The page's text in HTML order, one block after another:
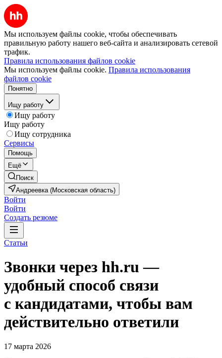
Мы используем файлы cookie, чтобы обеспечивать
правильную работу нашего веб-сайта и анализировать сетевой
трафик.
Правила использования файлов cookie
Мы используем файлы cookie. Правила использования
файлов cookie
Понятно
Ищу работу
Ищу работу
Ищу работу
Ищу сотрудника
Сервисы
Помощь
Ещё
Поиск
Андреевка (Московская область)
Войти
Войти
Создать резюме
Статьи
Звонки через hh.ru —
удобный способ связи
с кандидатами, чтобы вам
действительно ответили
17 марта 2026